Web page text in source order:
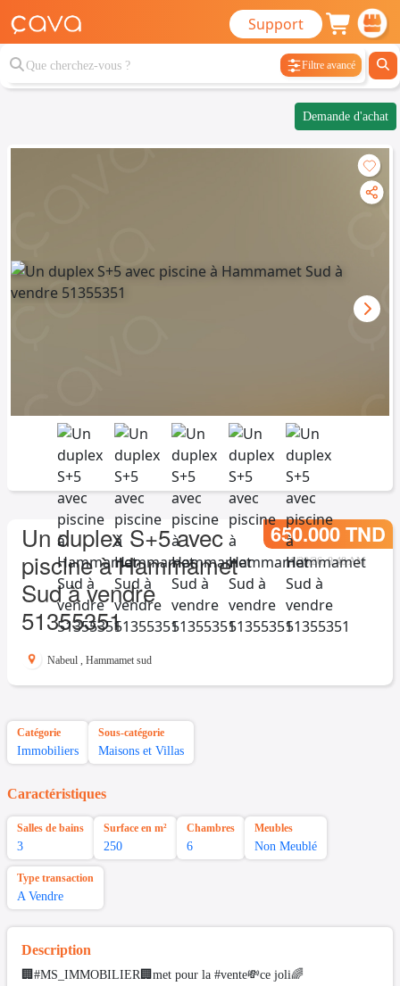
Support
Filtre avancé
Demande d'achat
Un duplex S+5 avec
piscine à Hammamet
Sud à vendre
51355351
650.000 TND
1/29/26, 8:48 AM
Nabeul , Hammamet sud
Catégorie
Immobiliers
Sous-catégorie
Maisons et Villas
Caractéristiques
Salles de bains
3
Surface en m²
250
Chambres
6
Meubles
Non Meublé
Type transaction
A Vendre
Description
🏢#MS_IMMOBILIER🏢met pour la #vente💸ce joli🌈